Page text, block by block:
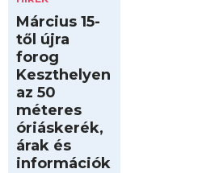
Március 15-
től újra
forog
Keszthelyen
az 50
méteres
óriáskerék,
árak és
információk